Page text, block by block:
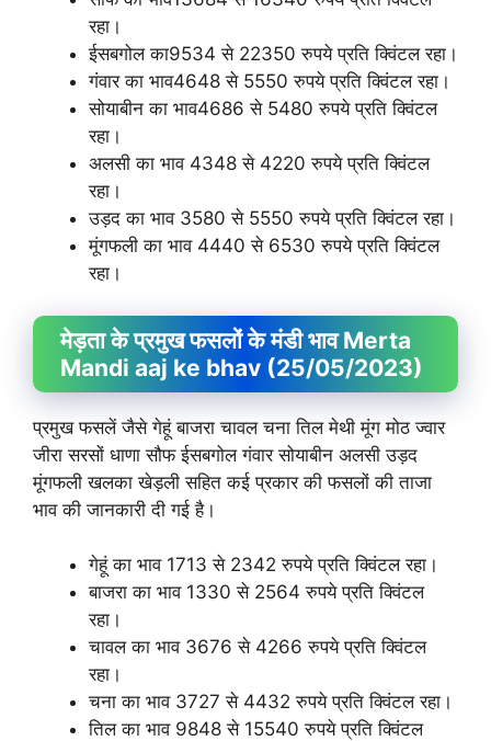
रहा।
ईसबगोल का9534 से 22350 रुपये प्रति क्विंटल रहा।
गंवार का भाव4648 से 5550 रुपये प्रति क्विंटल रहा।
सोयाबीन का भाव4686 से 5480 रुपये प्रति क्विंटल
रहा।
अलसी का भाव 4348 से 4220 रुपये प्रति क्विंटल
रहा।
उड़द का भाव 3580 से 5550 रुपये प्रति क्विंटल रहा।
मूंगफली का भाव 4440 से 6530 रुपये प्रति क्विंटल
रहा।
मेड़ता के प्रमुख फसलों के मंडी भाव Merta
Mandi aaj ke bhav (25/05/2023)
प्रमुख फसलें जैसे गेहूं बाजरा चावल चना तिल मेथी मूंग मोठ ज्वार
जीरा सरसों धाणा सौफ ईसबगोल गंवार सोयाबीन अलसी उड़द
मूंगफली खलका खेड़ली सहित कई प्रकार की फसलों की ताजा
भाव की जानकारी दी गई है।
गेहूं का भाव 1713 से 2342 रुपये प्रति क्विंटल रहा।
बाजरा का भाव 1330 से 2564 रुपये प्रति क्विंटल
रहा।
चावल का भाव 3676 से 4266 रुपये प्रति क्विंटल
रहा।
चना का भाव 3727 से 4432 रुपये प्रति क्विंटल रहा।
तिल का भाव 9848 से 15540 रुपये प्रति क्विंटल